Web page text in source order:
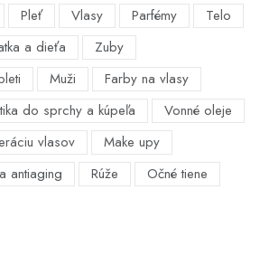
Pleť Vlasy Parfémy
Telo
a dieťa
Zuby
Muži
Farby na vlasy
do sprchy a kúpeľa
Vonné oleje
vlasov
Make upy
antiaging
Rúže Očné tiene